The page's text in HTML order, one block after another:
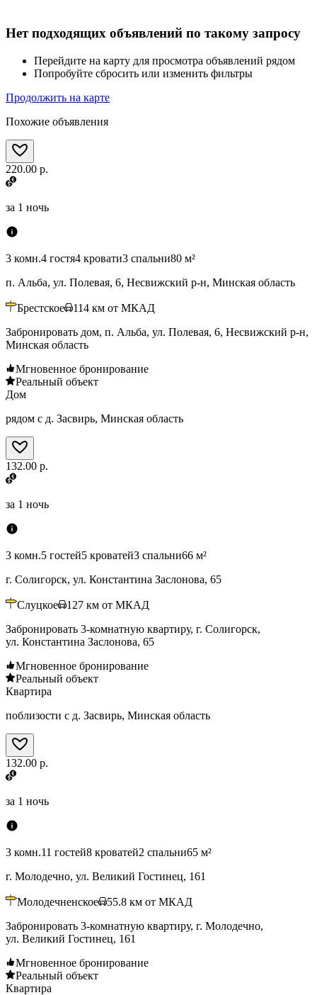
Нет подходящих объявлений по такому запросу
Перейдите на карту для просмотра объявлений рядом
Попробуйте сбросить или изменить фильтры
Продолжить на карте
Похожие объявления
220.00 р.
за 1 ночь
3 комн.4 гостя4 кровати3 спальни80 м²
п. Альба, ул. Полевая, 6, Несвижский р-н, Минская область
Брестское 114 км от МКАД
Забронировать дом, п. Альба, ул. Полевая, 6, Несвижский р-н,
Минская область
Мгновенное бронирование
Реальный объект
Дом
рядом с д. Засвирь, Минская область
132.00 р.
за 1 ночь
3 комн.5 гостей5 кроватей3 спальни66 м²
г. Солигорск, ул. Константина Заслонова, 65
Слуцкое 127 км от МКАД
Забронировать 3-комнатную квартиру, г. Солигорск,
ул. Константина Заслонова, 65
Мгновенное бронирование
Реальный объект
Квартира
поблизости с д. Засвирь, Минская область
132.00 р.
за 1 ночь
3 комн.11 гостей8 кроватей2 спальни65 м²
г. Молодечно, ул. Великий Гостинец, 161
Молодечненское 55.8 км от МКАД
Забронировать 3-комнатную квартиру, г. Молодечно,
ул. Великий Гостинец, 161
Мгновенное бронирование
Реальный объект
Квартира